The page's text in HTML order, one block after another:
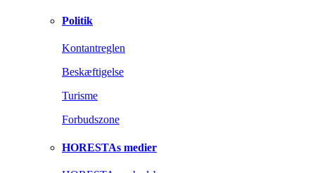
Politik
Kontantreglen
Beskæftigelse
Turisme
Forbudszone
HORESTAs medier